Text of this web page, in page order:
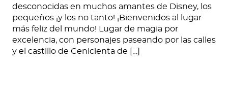
desconocidas en muchos amantes de Disney, los
pequeños ¡y los no tanto! ¡Bienvenidos al lugar
más feliz del mundo! Lugar de magia por
excelencia, con personajes paseando por las calles
y el castillo de Cenicienta de […]